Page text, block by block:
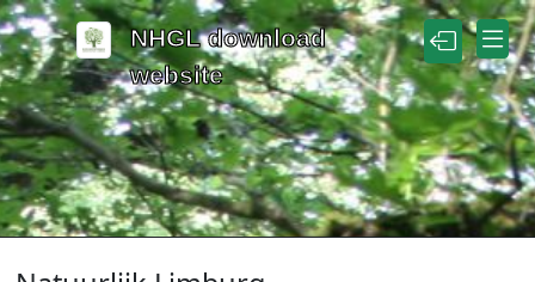
Naar de inhoud
NHGL download
website